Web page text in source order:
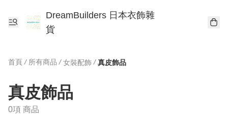
DreamBuilders 日本衣飾雜
貨
首頁 / 所有商品 / 女裝配飾 / 真皮飾品
真皮飾品
0項 商品